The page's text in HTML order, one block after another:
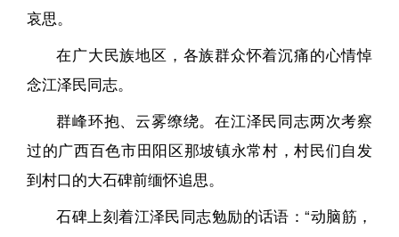
哀思。
在广大民族地区，各族群众怀着沉痛的心情悼
念江泽民同志。
群峰环抱、云雾缭绕。在江泽民同志两次考察
过的广西百色市田阳区那坡镇永常村，村民们自发
到村口的大石碑前缅怀追思。
石碑上刻着江泽民同志勉励的话语：“动脑筋，